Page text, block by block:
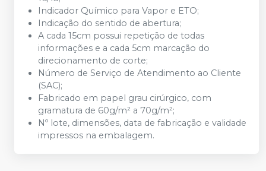
Indicador Químico para Vapor e ETO;
Indicação do sentido de abertura;
A cada 15cm possui repetição de todas
informações e a cada 5cm marcação do
direcionamento de corte;
Número de Serviço de Atendimento ao Cliente
(SAC);
Fabricado em papel grau cirúrgico, com
gramatura de 60g/m² a 70g/m²;
Nº lote, dimensões, data de fabricação e validade
impressos na embalagem.